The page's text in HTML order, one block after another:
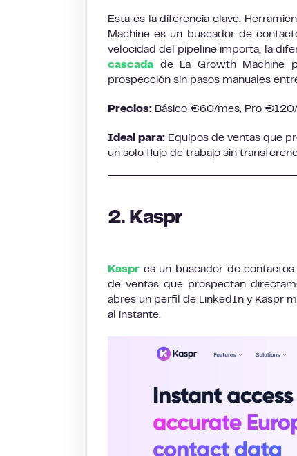
Esta es la diferencia clave.
Machine es un buscador de
velocidad del pipeline importa, la
cascada de La Growth Machine
prospección sin pasos manuales
Precios: Básico €60/mes, Pro
Ideal para: Equipos de ventas que
un solo flujo de trabajo sin
2. Kaspr
Kaspr es un buscador de
de ventas que prospectan
abres un perfil de LinkedIn y Kaspr
al instante.